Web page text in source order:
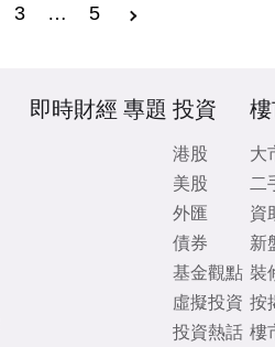
3 … 5
即時財經 專題 投資
港股
美股
外匯
債券
基金觀點
虛擬投資
投資熱話
大
二
資
新
裝
按
樓